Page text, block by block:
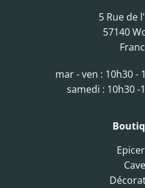
5 Rue de
57140
mar - ven : 10h30 -
samedi : 10h30 -
Cave